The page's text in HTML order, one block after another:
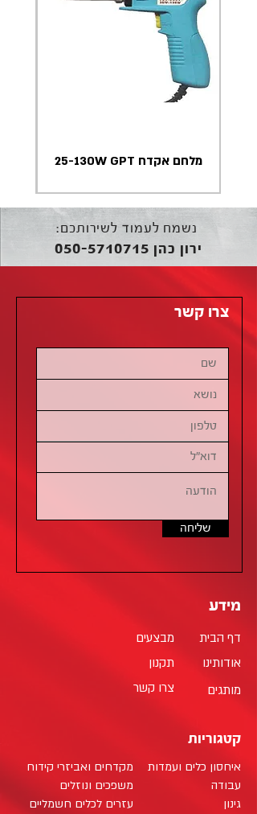
מלחם אקדח 25-130W GPT
נשמח לעמוד לשירותכם:
ירון כהן 050-5710715
צרו קשר
שליחה
מידע
מבצעים
תקנון
צרו קשר
דף הבית
אודותינו
מותגים
קטגוריות
מקדחים ואביזרי קידוח
משפכים ונוזלים
עזרים לכלים חשמליים
איחסון כלים ועמדות
עבודה
גינון